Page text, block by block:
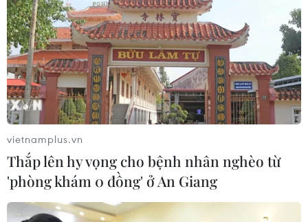
vietnamplus.vn
Thắp lên hy vọng cho bệnh nhân nghèo từ
'phòng khám 0 đồng' ở An Giang